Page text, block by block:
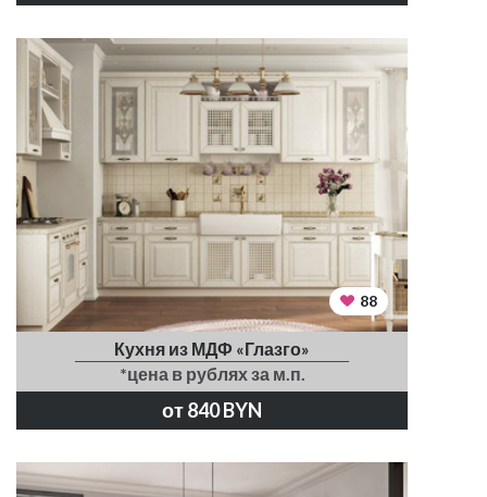
88
Кухня из МДФ «Глазго»
*цена в рублях за м.п.
от 840 BYN